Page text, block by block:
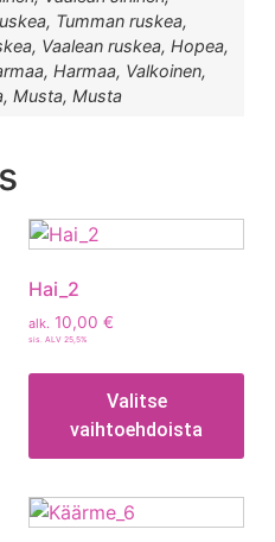
Tumman ruskea,
Vaalean ruskea, Hopea,
Harmaa, Valkoinen,
Musta, Musta
Hai_2
alk. 10,00 €
sis. ALV 25,5%
Valitse
vaihtoehdoista